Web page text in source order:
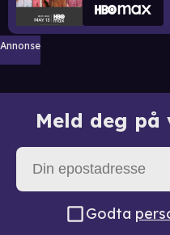
Annonse
Meld deg
Godta